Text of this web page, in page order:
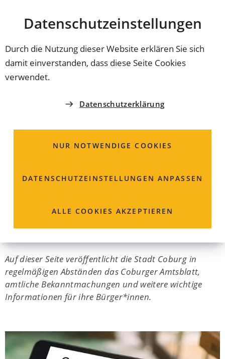
Datenschutz­einstellungen
Durch die Nutzung dieser Website erklären Sie sich
damit einverstanden, dass diese Seite Cookies
verwendet.
Datenschutzerklärung
NUR NOTWENDIGE COOKIES
DATENSCHUTZ­EINSTELLUNGEN ANPASSEN
ALLE COOKIES AKZEPTIEREN
INHALT ANSPRINGEN
Coburg
Bekanntmachungen &
Veröffentlichungen
Auf dieser Seite veröffentlicht die Stadt Coburg in
regelmäßigen Abständen das Coburger Amtsblatt,
amtliche Bekanntmachungen und weitere wichtige
Informationen für ihre Bürger*innen.